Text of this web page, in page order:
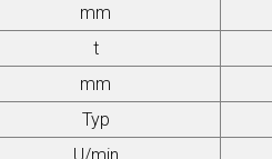
mm
t
mm
Typ